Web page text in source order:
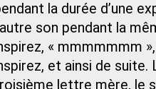
la durée d’une
son pendant la
« mmmmmmm
et ainsi de suite.
lettre mère, le